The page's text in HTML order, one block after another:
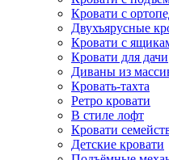
Кровати с
Двухъярусные
Кровати с
Кровати для дачи
Диваны из
Кровать-тахта
Ретро кровати
В стиле лофт
Кровати
Детские кровати